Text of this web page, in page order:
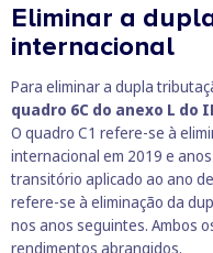
Eliminar a
internacional
Para eliminar a dupla
quadro 6C do anexo L do
O quadro C1 refere-se à
internacional em 2019 e
transitório aplicado ao ano
refere-se à eliminação da
nos anos seguintes. Ambos
rendimentos abrangidos.